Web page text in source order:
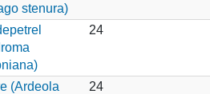
stenura)
24
(Ardeola
24